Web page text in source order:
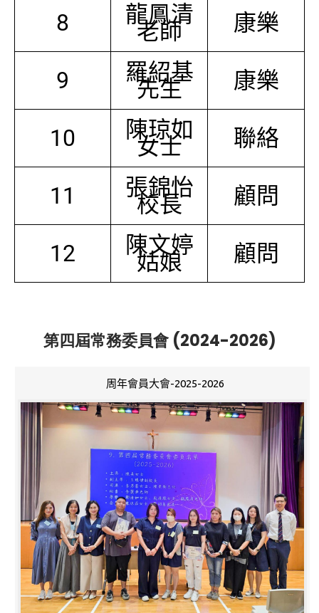
8 龍鳳清
老師 康樂
9 羅紹基
先生 康樂
10 陳琼如
女士 聯絡
11 張錦怡
校長 顧問
12 陳文婷
姑娘 顧問
第四屆常務委員會 (2024-2026)
周年會員大會-2025-2026